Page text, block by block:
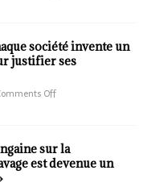
société invente un
justifier ses
Off
sur la
est devenue un